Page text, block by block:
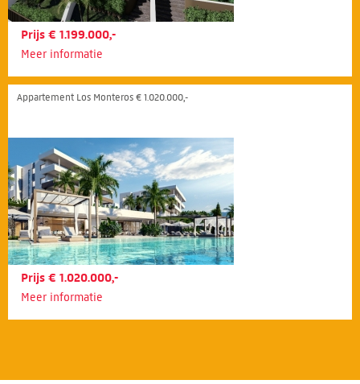
Prijs € 1.199.000,-
Meer informatie
Appartement Los Monteros € 1.020.000,-
Prijs € 1.020.000,-
Meer informatie